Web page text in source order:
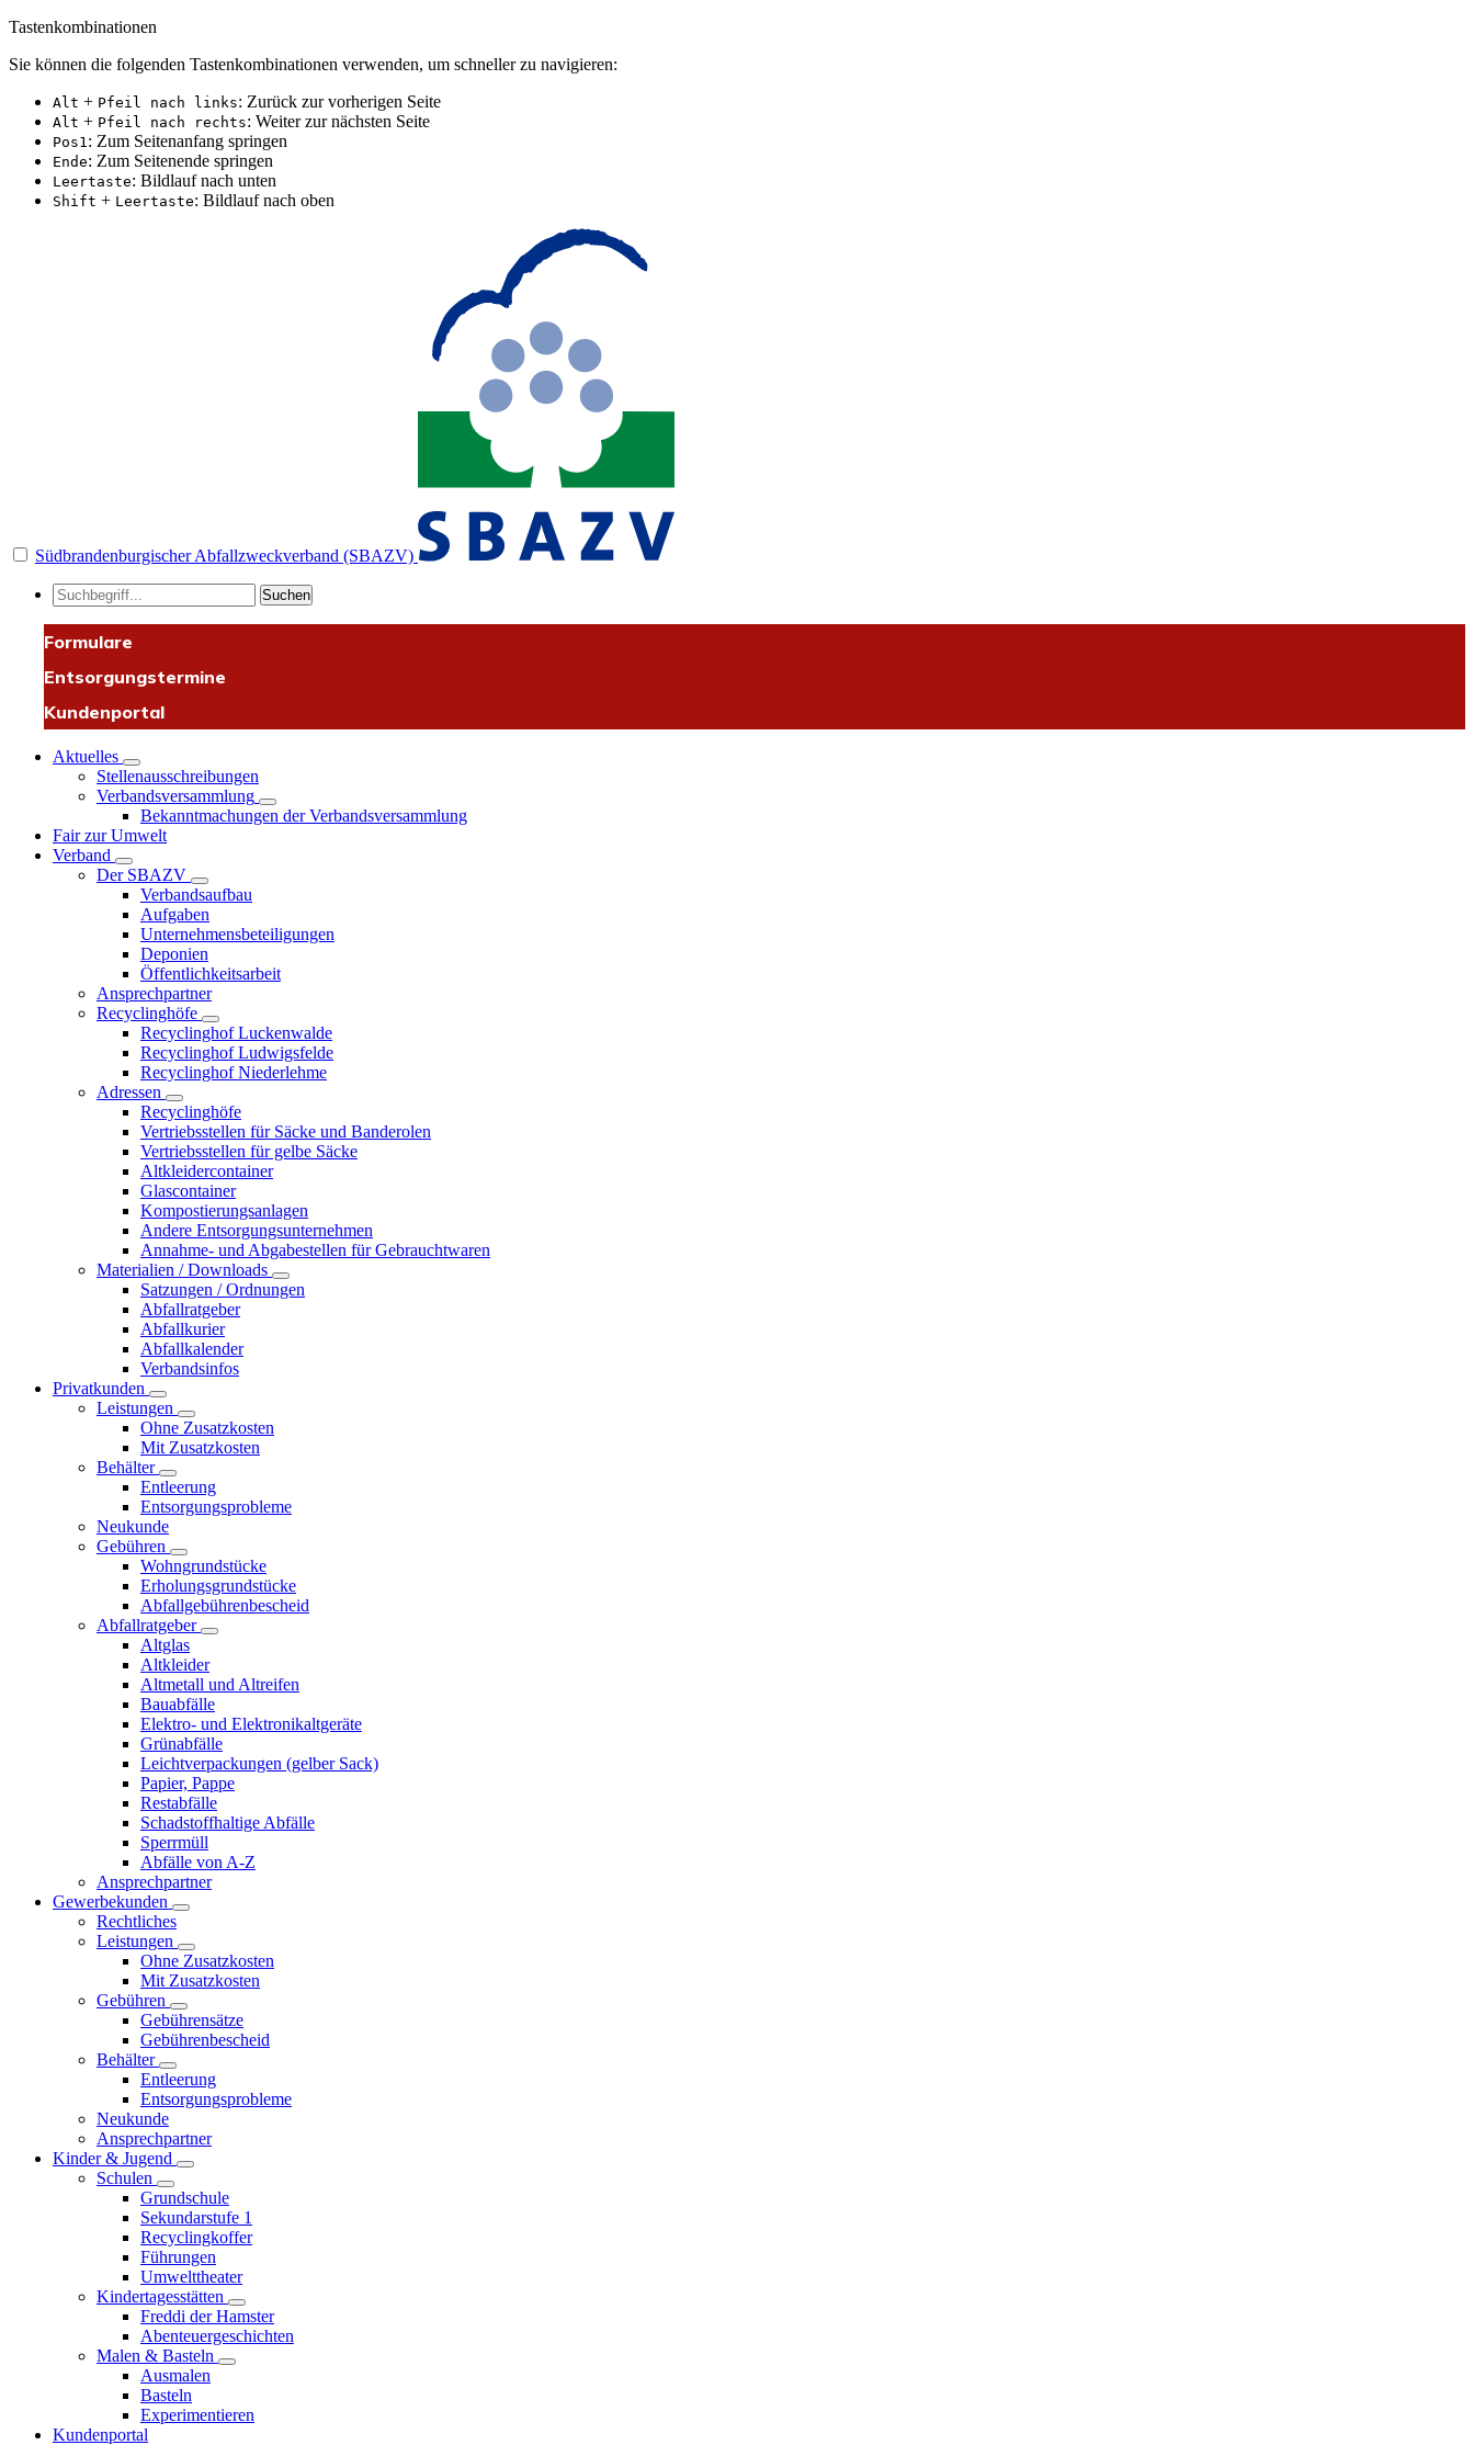
Tastenkombinationen
Sie können die folgenden Tastenkombinationen verwenden, um schneller zu navigieren:
Alt + Pfeil nach links: Zurück zur vorherigen Seite
Alt + Pfeil nach rechts: Weiter zur nächsten Seite
Pos1: Zum Seitenanfang springen
Ende: Zum Seitenende springen
Leertaste: Bildlauf nach unten
Shift + Leertaste: Bildlauf nach oben
Südbrandenburgischer Abfallzweckverband (SBAZV)
Suchen
Formulare
Entsorgungstermine
Kundenportal
Aktuelles
Stellenausschreibungen
Verbandsversammlung
Bekanntmachungen der Verbandsversammlung
Fair zur Umwelt
Verband
Der SBAZV
Verbandsaufbau
Aufgaben
Unternehmensbeteiligungen
Deponien
Öffentlichkeitsarbeit
Ansprechpartner
Recyclinghöfe
Recyclinghof Luckenwalde
Recyclinghof Ludwigsfelde
Recyclinghof Niederlehme
Adressen
Recyclinghöfe
Vertriebsstellen für Säcke und Banderolen
Vertriebsstellen für gelbe Säcke
Altkleidercontainer
Glascontainer
Kompostierungsanlagen
Andere Entsorgungsunternehmen
Annahme- und Abgabestellen für Gebrauchtwaren
Materialien / Downloads
Satzungen / Ordnungen
Abfallratgeber
Abfallkurier
Abfallkalender
Verbandsinfos
Privatkunden
Leistungen
Ohne Zusatzkosten
Mit Zusatzkosten
Behälter
Entleerung
Entsorgungsprobleme
Neukunde
Gebühren
Wohngrundstücke
Erholungsgrundstücke
Abfallgebührenbescheid
Abfallratgeber
Altglas
Altkleider
Altmetall und Altreifen
Bauabfälle
Elektro- und Elektronikaltgeräte
Grünabfälle
Leichtverpackungen (gelber Sack)
Papier, Pappe
Restabfälle
Schadstoffhaltige Abfälle
Sperrmüll
Abfälle von A-Z
Ansprechpartner
Gewerbekunden
Rechtliches
Leistungen
Ohne Zusatzkosten
Mit Zusatzkosten
Gebühren
Gebührensätze
Gebührenbescheid
Behälter
Entleerung
Entsorgungsprobleme
Neukunde
Ansprechpartner
Kinder & Jugend
Schulen
Grundschule
Sekundarstufe 1
Recyclingkoffer
Führungen
Umwelttheater
Kindertagesstätten
Freddi der Hamster
Abenteuergeschichten
Malen & Basteln
Ausmalen
Basteln
Experimentieren
Kundenportal